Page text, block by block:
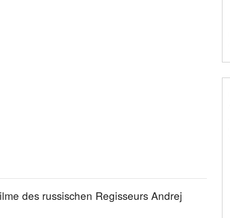
des russischen Regisseurs Andrej